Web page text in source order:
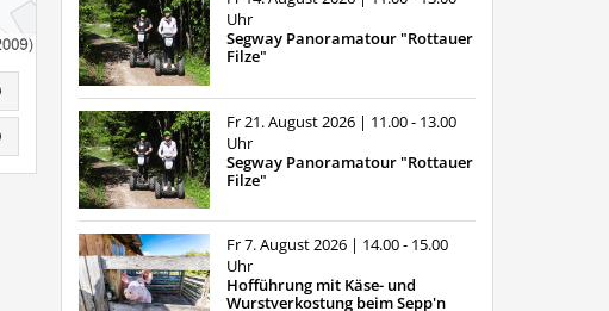
Uhr
Segway Panoramatour "Rottauer
Filze"
Fr 21. August 2026 | 11.00 - 13.00
Uhr
Segway Panoramatour "Rottauer
Filze"
Fr 7. August 2026 | 14.00 - 15.00
Uhr
Hofführung mit Käse- und
Wurstverkostung beim Sepp'n